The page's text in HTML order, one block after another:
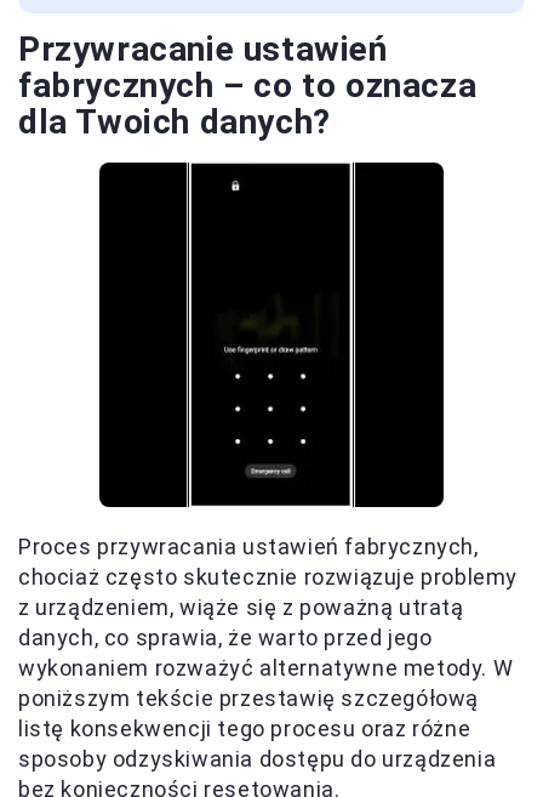
Przywracanie ustawień
fabrycznych – co to oznacza
dla Twoich danych?
Proces przywracania ustawień fabrycznych,
chociaż często skutecznie rozwiązuje problemy
z urządzeniem, wiąże się z poważną utratą
danych, co sprawia, że warto przed jego
wykonaniem rozważyć alternatywne metody. W
poniższym tekście przestawię szczegółową
listę konsekwencji tego procesu oraz różne
sposoby odzyskiwania dostępu do urządzenia
bez konieczności resetowania.